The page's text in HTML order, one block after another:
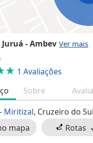
- Ambev
1 Avaliações
Sobre
- Miritizal, Cruzeiro do
mapa
Rotas